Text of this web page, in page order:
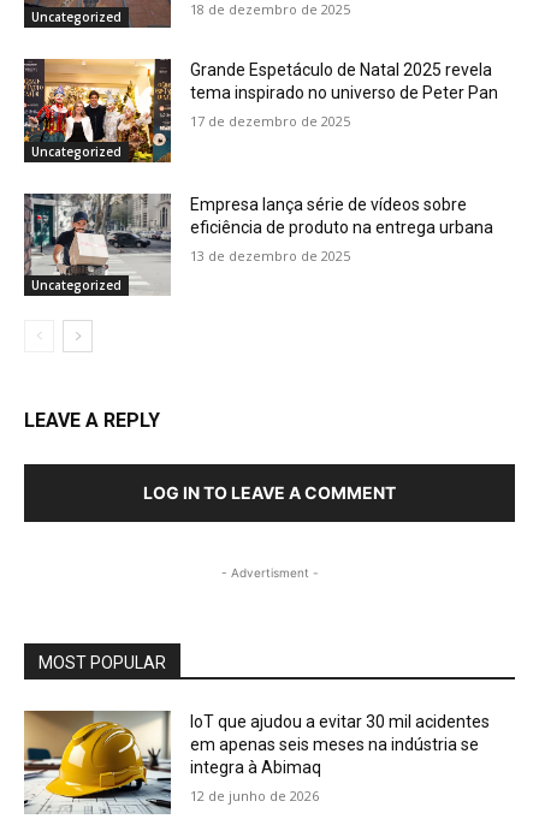
Uncategorized 18 de dezembro de 2025
Uncategorized
Grande Espetáculo de Natal 2025 revela
tema inspirado no universo de Peter Pan
17 de dezembro de 2025
Uncategorized
Empresa lança série de vídeos sobre
eficiência de produto na entrega urbana
13 de dezembro de 2025
LEAVE A REPLY
LOG IN TO LEAVE A COMMENT
- Advertisment -
MOST POPULAR
IoT que ajudou a evitar 30 mil acidentes
em apenas seis meses na indústria se
integra à Abimaq
12 de junho de 2026